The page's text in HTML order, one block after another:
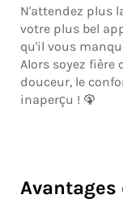
N'attendez plus
votre plus bel
qu'il vous
Alors soyez
douceur, le
inaperçu ! 🦚
Avantages